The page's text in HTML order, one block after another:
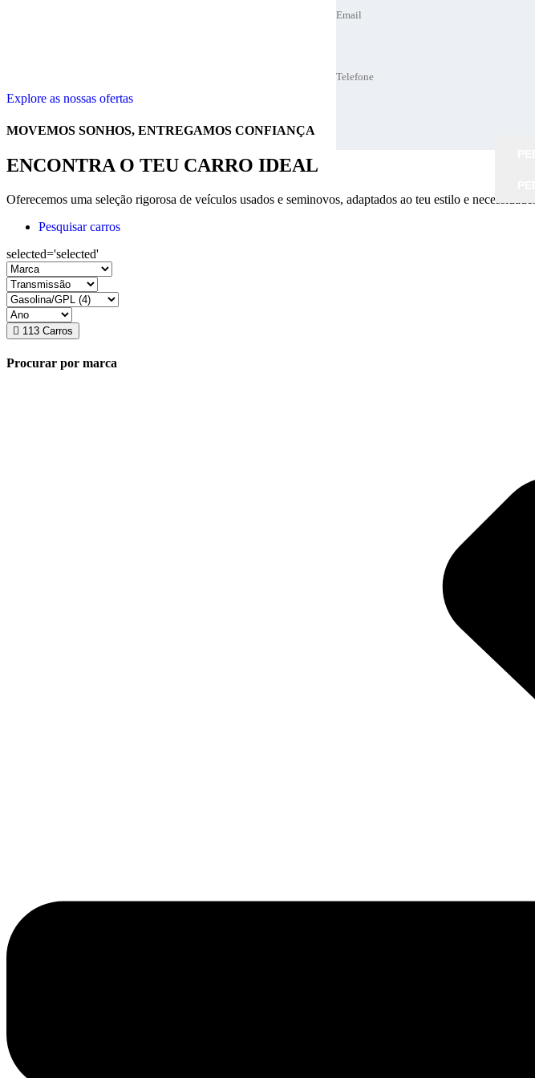
Explore as nossas ofertas
MOVEMOS SONHOS, ENTREGAMOS CONFIANÇA
ENCONTRA O TEU CARRO IDEAL
Oferecemos uma seleção rigorosa de veículos usados e seminovos, adaptados ao teu estilo e necessidades.
Pesquisar carros
selected='selected'
113 Carros
Procurar por marca
Email
Telefone
Email
Telefone